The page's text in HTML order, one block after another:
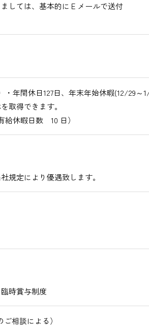
しては、基本的にＥメールで送付
年間休日127日、年末年始休暇(12/29～
取得できます。
給休暇日数 10 日）
規定により優遇致します。
時賞与制度
相談による）